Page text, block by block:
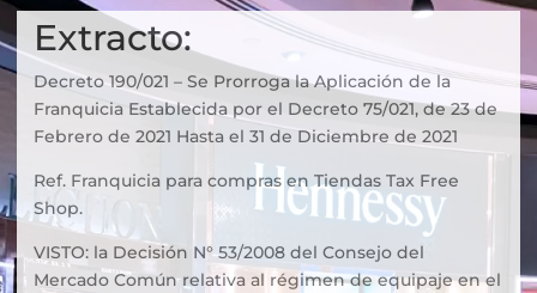
Extracto:
Decreto 190/021 – Se Prorroga la Aplicación de la
Franquicia Establecida por el Decreto 75/021, de 23 de
Febrero de 2021 Hasta el 31 de Diciembre de 2021
Ref. Franquicia para compras en Tiendas Tax Free
Shop.
VISTO: la Decisión N° 53/2008 del Consejo del
Mercado Común relativa al régimen de equipaje en el